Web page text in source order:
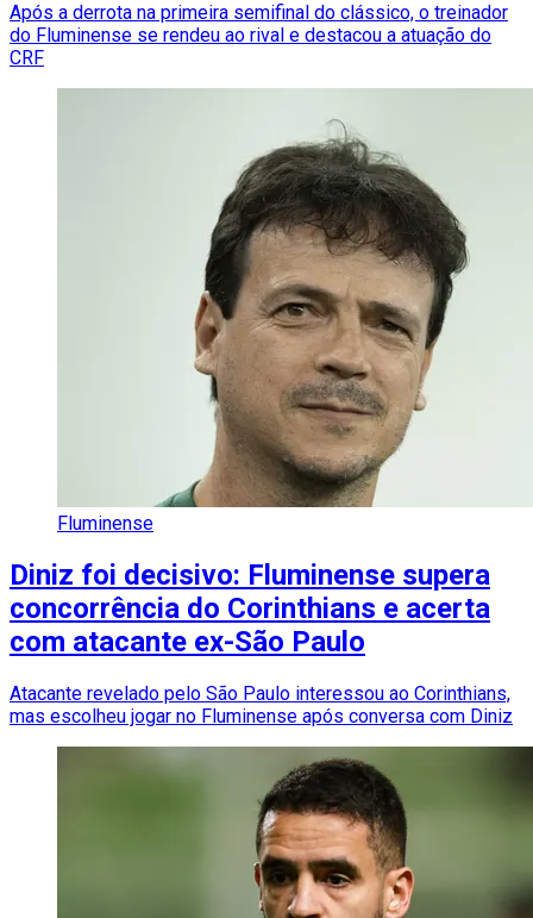
Após a derrota na primeira semifinal do clássico, o treinador
do Fluminense se rendeu ao rival e destacou a atuação do
CRF
Fluminense
Diniz foi decisivo: Fluminense supera
concorrência do Corinthians e acerta
com atacante ex-São Paulo
Atacante revelado pelo São Paulo interessou ao Corinthians,
mas escolheu jogar no Fluminense após conversa com Diniz